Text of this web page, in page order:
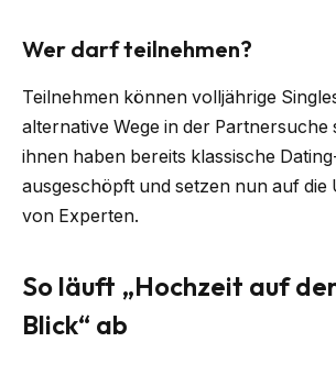
Wer darf teilnehmen?
Teilnehmen können volljährige
alternative Wege in der Partnersuche
ihnen haben bereits klassische
ausgeschöpft und setzen nun auf
von Experten.
So läuft „Hochzeit auf
Blick“ ab